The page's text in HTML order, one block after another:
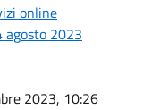
online
agosto 2023
2023, 10:26